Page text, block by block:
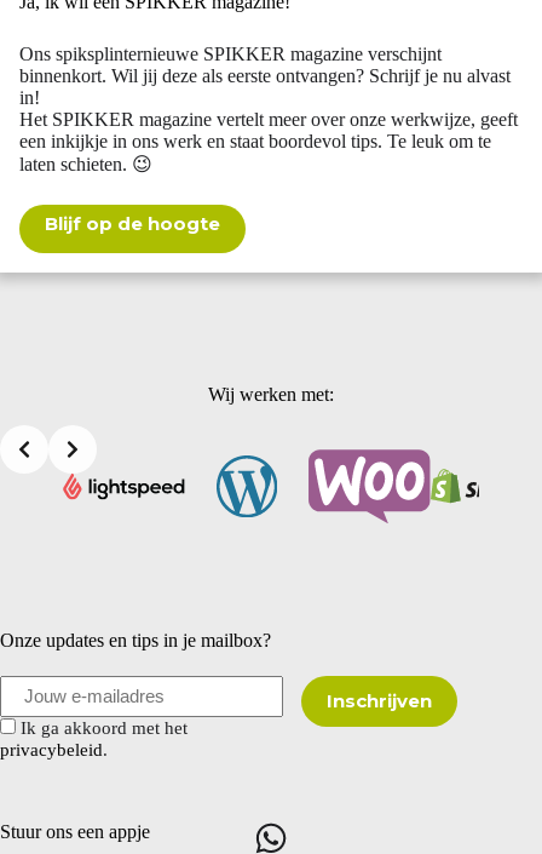
Ons spiksplinternieuwe SPIKKER magazine verschijnt
binnenkort. Wil jij deze als eerste ontvangen? Schrijf je nu alvast
in!
Het SPIKKER magazine vertelt meer over onze werkwijze, geeft
een inkijkje in ons werk en staat boordevol tips. Te leuk om te
laten schieten. 😉
Blijf op de hoogte
Wij werken met:
Onze updates en tips in je mailbox?
Ik ga akkoord met het
privacybeleid.
Stuur ons een appje